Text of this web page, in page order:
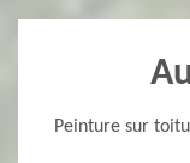
Peinture sur